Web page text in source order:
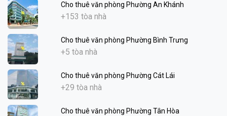
Cho thuê văn phòng Phường An Khánh
+153 tòa nhà
Cho thuê văn phòng Phường Bình Trưng
+5 tòa nhà
Cho thuê văn phòng Phường Cát Lái
+29 tòa nhà
Cho thuê văn phòng Phường Tân Hòa